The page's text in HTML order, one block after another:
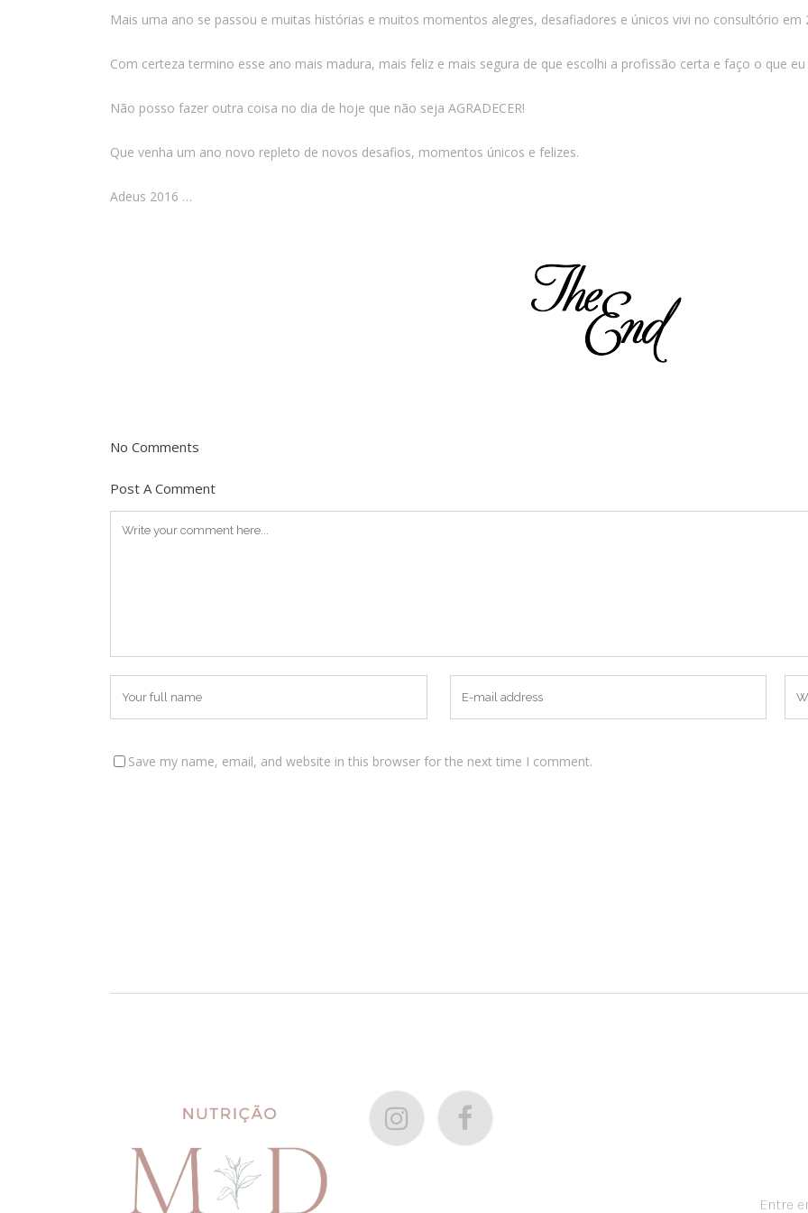
Mais uma ano se passou e muitas histórias e muitos momentos alegres, desafiadores e únicos vivi no consultório em
Com certeza termino esse ano mais madura, mais feliz e mais segura de que escolhi a profissão certa e faço o que eu
Não posso fazer outra coisa no dia de hoje que não seja AGRADECER!
Que venha um ano novo repleto de novos desafios, momentos únicos e felizes.
Adeus 2016 …
No Comments
Post A Comment
Save my name, email, and website in this browser for the next time I comment.
Entre